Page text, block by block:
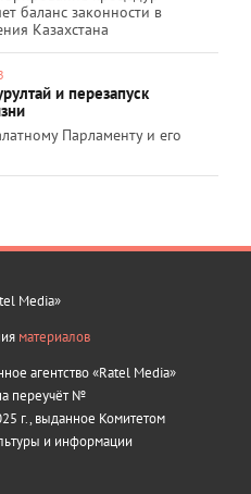
баланс законности в
Казахстана
и перезапуск
Парламенту и его
Media»
материалов
агентство «Ratel Media»
переучёт №
г., выданное Комитетом
и информации